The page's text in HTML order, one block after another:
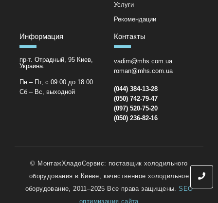
Услуги
Рекомендации
Информация
пр-т. Отрадный, 95 Киев,
Украина.
Пн – Пт, с 09:00 до 18:00
Сб – Вс, выходной
Контакты
vadim@mhs.com.ua
roman@mhs.com.ua
(044) 384-13-28
(050) 742-79-47
(097) 520-75-20
(050) 236-82-16
© МонтажХладоСервис: поставщик холодильного
оборудования в Киеве, качественное холодильное
оборудование, 2011–2025 Все права защищены.SEO
оптимизация сайта